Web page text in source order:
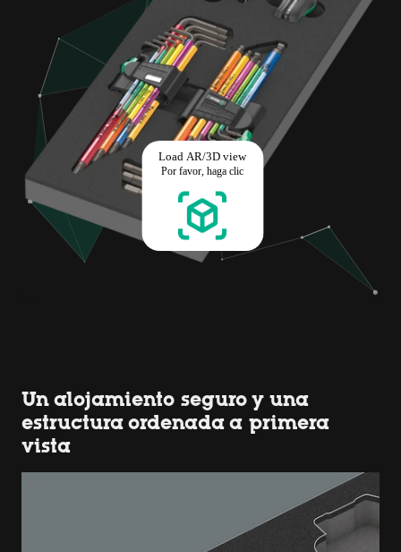
Un alojamiento seguro y una
estructura ordenada a primera
vista